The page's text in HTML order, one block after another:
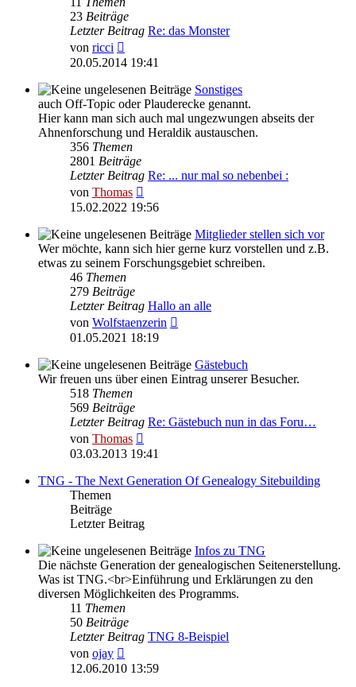
23 Beiträge
Letzter Beitrag Re: das Monster
von ricci
Beitrag
20.05.2014 19:41
Sonstiges
auch Off-Topic oder Plauderecke genannt.
Hier kann man sich auch mal ungezwungen abseits der
Ahnenforschung und Heraldik austauschen.
356 Themen
2801 Beiträge
Letzter Beitrag Re: ... nur mal so nebenbei :
von Thomas
Beitrag
15.02.2022 19:56
Mitglieder stellen sich vor
Wer möchte, kann sich hier gerne kurz vorstellen und z.B.
etwas zu seinem Forschungsgebiet schreiben.
46 Themen
279 Beiträge
Letzter Beitrag Hallo an alle
von Wolfstaenzerin
01.05.2021 18:19
Gästebuch
Wir freuen uns über einen Eintrag unserer Besucher.
518 Themen
569 Beiträge
Letzter Beitrag Re: Gästebuch nun in das Foru…
von Thomas
Beitrag
03.03.2013 19:41
TNG - The Next Generation Of Genealogy Sitebuilding
Themen
Beiträge
Letzter Beitrag
Infos zu TNG
Die nächste Generation der genealogischen Seitenerstellung.
Was ist TNG.<br>Einführung und Erklärungen zu den
diversen Möglichkeiten des Programms.
11 Themen
50 Beiträge
Letzter Beitrag TNG 8-Beispiel
von ojay
Beitrag
12.06.2010 13:59